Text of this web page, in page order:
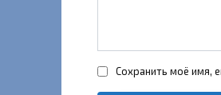
Сохранить моё имя,